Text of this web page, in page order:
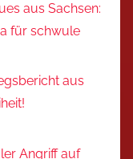
aus Sachsen:
für schwule
aus
Angriff auf